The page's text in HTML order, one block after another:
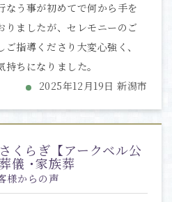
なう事が初めてで何から手を
りましたが、セレモニーのご
指導くださり大変心強く、
ちになりました。
2025年12月19日 新潟市
くらぎ【アークベル公
儀 ･家族葬
様からの声